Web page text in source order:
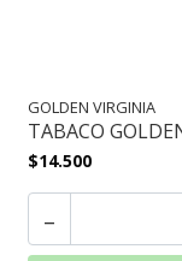
GOLDEN VIRGINIA
TABACO
$14.500
-